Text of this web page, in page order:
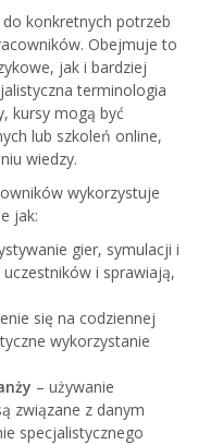
konkretnych potrzeb
Obejmuje to
jak i bardziej
terminologia
kursy mogą być
lub szkoleń online,
wiedzy.
wykorzystuje
jak:
gier, symulacji i
i sprawiają,
się na codziennej
wykorzystanie
– używanie
związane z danym
specjalistycznego